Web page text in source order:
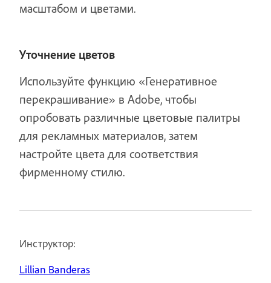
масштабом и цветами.
Уточнение цветов
Используйте функцию «Генеративное
перекрашивание» в Adobe, чтобы
опробовать различные цветовые палитры
для рекламных материалов, затем
настройте цвета для соответствия
фирменному стилю.
Инструктор:
Lillian Banderas